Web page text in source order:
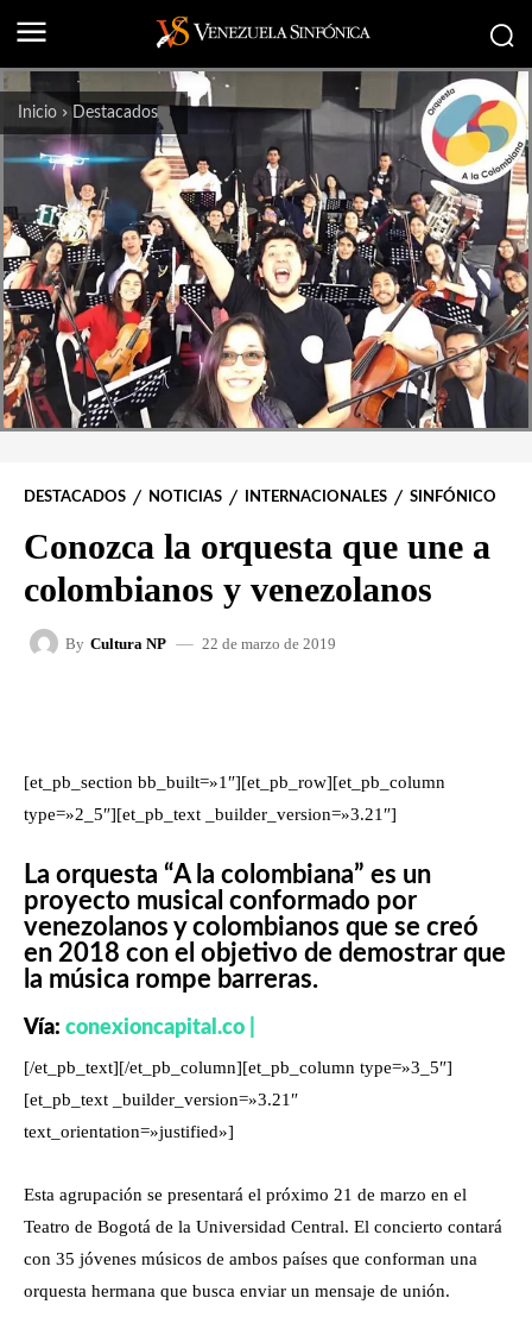
Inicio Destacados
DESTACADOS NOTICIAS INTERNACIONALES SINFÓNICO
Conozca la orquesta que une a
colombianos y venezolanos
By Cultura NP 22 de marzo de 2019
[et_pb_section bb_built=»1″][et_pb_row][et_pb_column
type=»2_5″][et_pb_text _builder_version=»3.21″]
La orquesta “A la colombiana” es un
proyecto musical conformado por
venezolanos y colombianos que se creó
en 2018 con el objetivo de demostrar que
la música rompe barreras.
Vía: conexioncapital.co |
[/et_pb_text][/et_pb_column][et_pb_column type=»3_5″]
[et_pb_text _builder_version=»3.21″
text_orientation=»justified»]
Esta agrupación se presentará el próximo 21 de marzo en el
Teatro de Bogotá de la Universidad Central. El concierto contará
con 35 jóvenes músicos de ambos países que conforman una
orquesta hermana que busca enviar un mensaje de unión.